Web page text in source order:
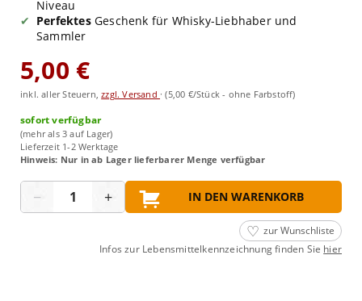
Niveau
PerfektesGeschenk für Whisky-Liebhaber und
Sammler
5,00 €
inkl. aller Steuern,zzgl. Versand ·(5,00 €/Stück - ohne Farbstoff)
sofort verfügbar
(mehr als 3 auf Lager)
Lieferzeit 1-2 Werktage
Hinweis: Nur in ab Lager lieferbarer Menge verfügbar
− + IN DEN WARENKORB
zur Wunschliste
Infos zur Lebensmittelkennzeichnung finden Sie hier